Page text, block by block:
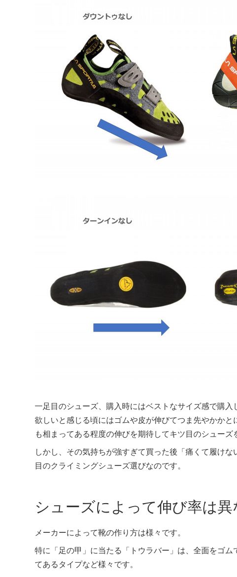
一足目のシューズ、購入時にはベストなサイズ感で購
欲しいと感じる頃にはゴムや皮が伸びてつま先やかか
も相まってある程度の伸びを期待してキツ目のシューズ
しかし、その気持ちが強すぎて買った後「痛くて履け
目のクライミングシューズ選びなのです。
シューズによって伸び率は異
メーカーによって靴の作り方は様々です。
特に「足の甲」に当たる「トウラバー」は、全面をゴ
てあるタイプなど様々です。